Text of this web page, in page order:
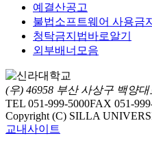
예결산공고
불법소프트웨어 사용금
청탁금지법바로알기
외부배너모음
(우) 46958 부산 사상구 백양
TEL 051-999-5000FAX 051-
Copyright (C) SILLA
교내사이트